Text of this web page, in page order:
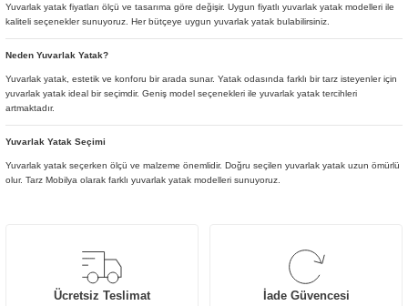
Yuvarlak yatak fiyatları ölçü ve tasarıma göre değişir. Uygun fiyatlı yuvarlak yatak modelleri ile
kaliteli seçenekler sunuyoruz. Her bütçeye uygun yuvarlak yatak bulabilirsiniz.
Neden Yuvarlak Yatak?
Yuvarlak yatak, estetik ve konforu bir arada sunar. Yatak odasında farklı bir tarz isteyenler için
yuvarlak yatak ideal bir seçimdir. Geniş model seçenekleri ile yuvarlak yatak tercihleri
artmaktadır.
Yuvarlak Yatak Seçimi
Yuvarlak yatak seçerken ölçü ve malzeme önemlidir. Doğru seçilen yuvarlak yatak uzun ömürlü
olur. Tarz Mobilya olarak farklı yuvarlak yatak modelleri sunuyoruz.
Ücretsiz Teslimat İade Güvencesi